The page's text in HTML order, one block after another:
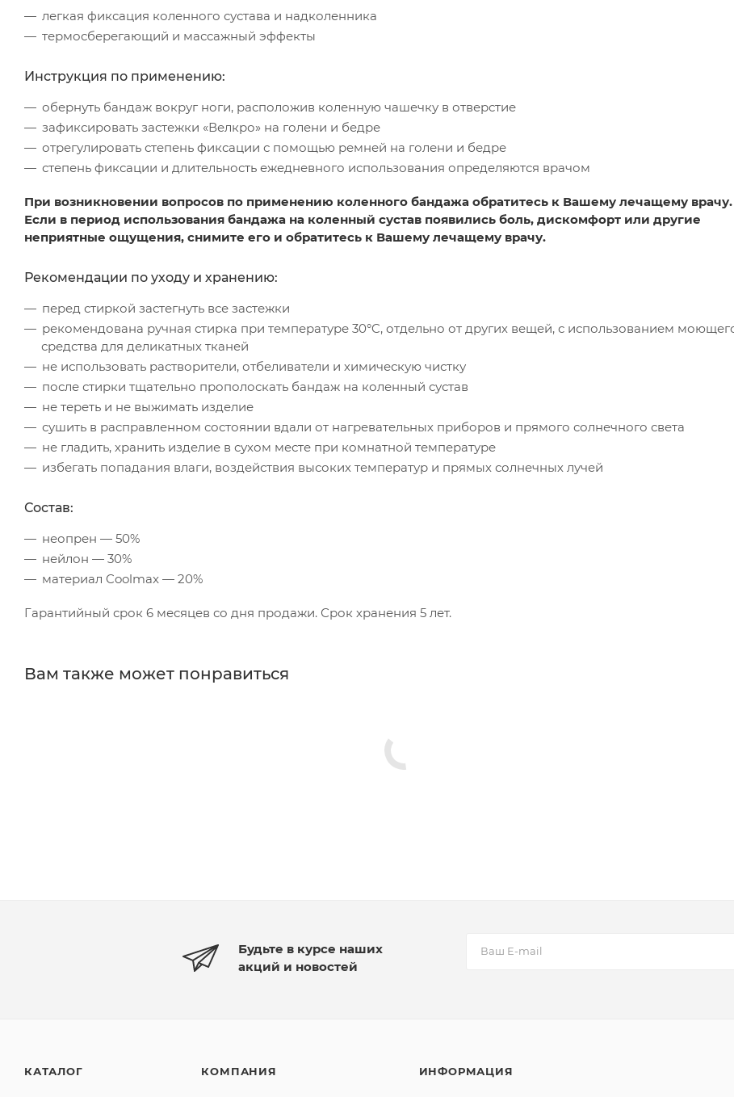
легкая фиксация коленного сустава и надколенника
термосберегающий и массажный эффекты
Инструкция по применению:
обернуть бандаж вокруг ноги, расположив коленную чашечку в отверстие
зафиксировать застежки «Велкро» на голени и бедре
отрегулировать степень фиксации с помощью ремней на голени и бедре
степень фиксации и длительность ежедневного использования определяются врачом
При возникновении вопросов по применению коленного бандажа обратитесь к Вашему лечащему врачу.
Если в период использования бандажа на коленный сустав появились боль, дискомфорт или другие
неприятные ощущения, снимите его и обратитесь к Вашему лечащему врачу.
Рекомендации по уходу и хранению:
перед стиркой застегнуть все застежки
рекомендована ручная стирка при температуре 30°C, отдельно от других вещей, с использованием
средства для деликатных тканей
не использовать растворители, отбеливатели и химическую чистку
после стирки тщательно прополоскать бандаж на коленный сустав
не тереть и не выжимать изделие
сушить в расправленном состоянии вдали от нагревательных приборов и прямого солнечного света
не гладить, хранить изделие в сухом месте при комнатной температуре
избегать попадания влаги, воздействия высоких температур и прямых солнечных лучей
Состав:
неопрен — 50%
нейлон — 30%
материал Coolmax — 20%
Гарантийный срок 6 месяцев со дня продажи. Срок хранения 5 лет.
Вам также может понравиться
Будьте в курсе наших
акций и новостей
КАТАЛОГ КОМПАНИЯ ИНФОРМАЦИЯ